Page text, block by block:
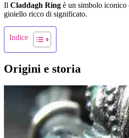
Il Claddagh Ring è un simbolo iconico
gioiello ricco di significato.
Indice
Origini e storia